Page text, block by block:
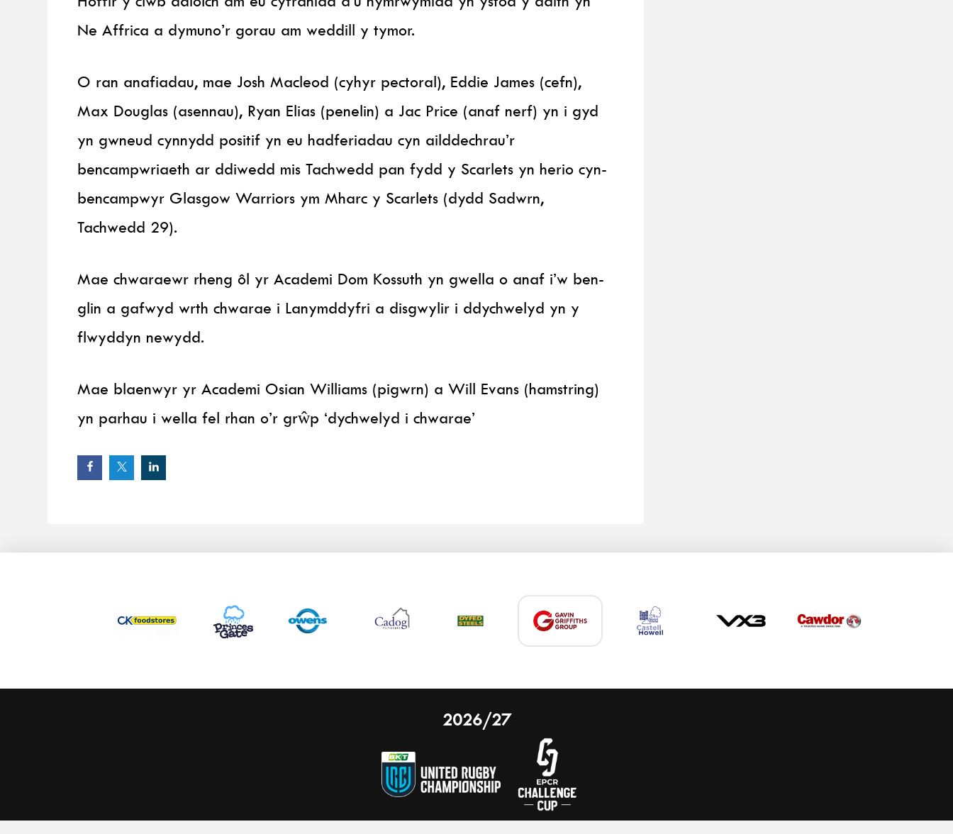
This website uses cookies to ensure you get the best experience on our website.Learn more
Ne Affrica a dymuno’r gorau am weddill y tymor.
O ran anafiadau, mae Josh Macleod (cyhyr pectoral), Eddie James (cefn),
Max Douglas (asennau), Ryan Elias (penelin) a Jac Price (anaf nerf) yn i gyd
yn gwneud cynnydd positif yn eu hadferiadau cyn ailddechrau’r
bencampwriaeth ar ddiwedd mis Tachwedd pan fydd y Scarlets yn herio cyn-
bencampwyr Glasgow Warriors ym Mharc y Scarlets (dydd Sadwrn,
Tachwedd 29).
Mae chwaraewr rheng ôl yr Academi Dom Kossuth yn gwella o anaf i’w ben-
glin a gafwyd wrth chwarae i Lanymddyfri a disgwylir i ddychwelyd yn y
flwyddyn newydd.
Mae blaenwyr yr Academi Osian Williams (pigwrn) a Will Evans (hamstring)
yn parhau i wella fel rhan o’r grŵp ‘dychwelyd i chwarae’
2026/27